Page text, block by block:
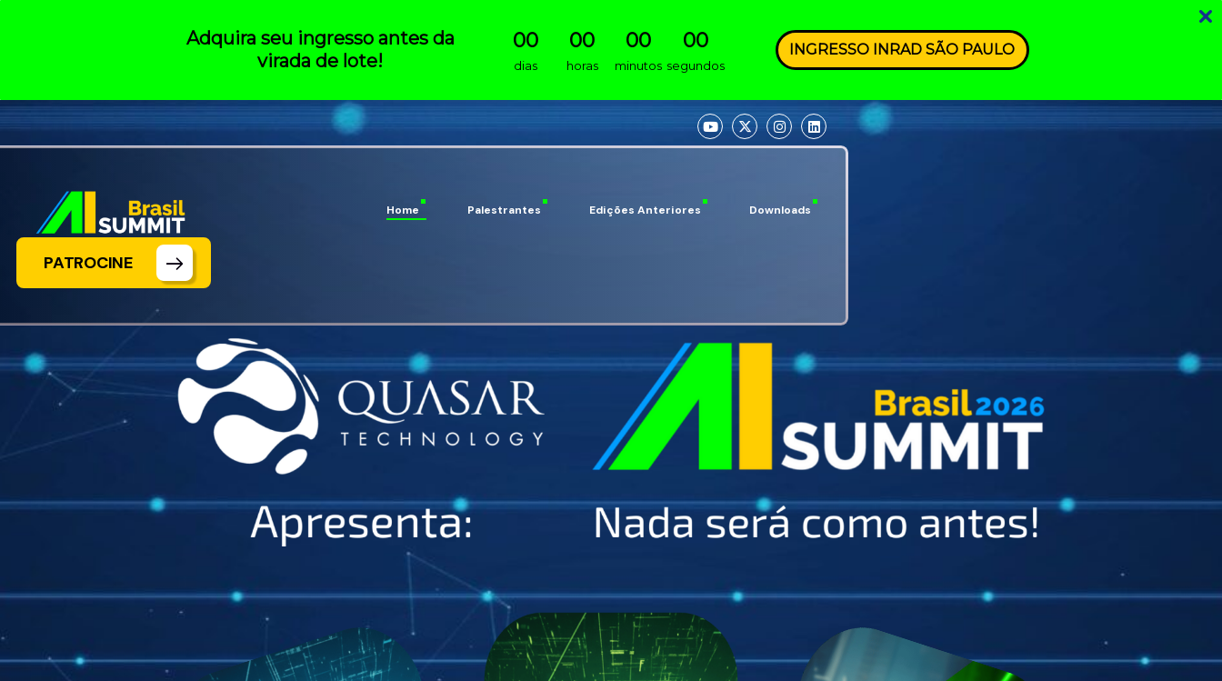
Adquira seu ingresso antes da
virada de lote!
00
dias
00
horas
00
minutos
00
segundos
INGRESSO INRAD SÃO PAULO
Home Palestrantes Edições Anteriores Downloads
PATROCINE